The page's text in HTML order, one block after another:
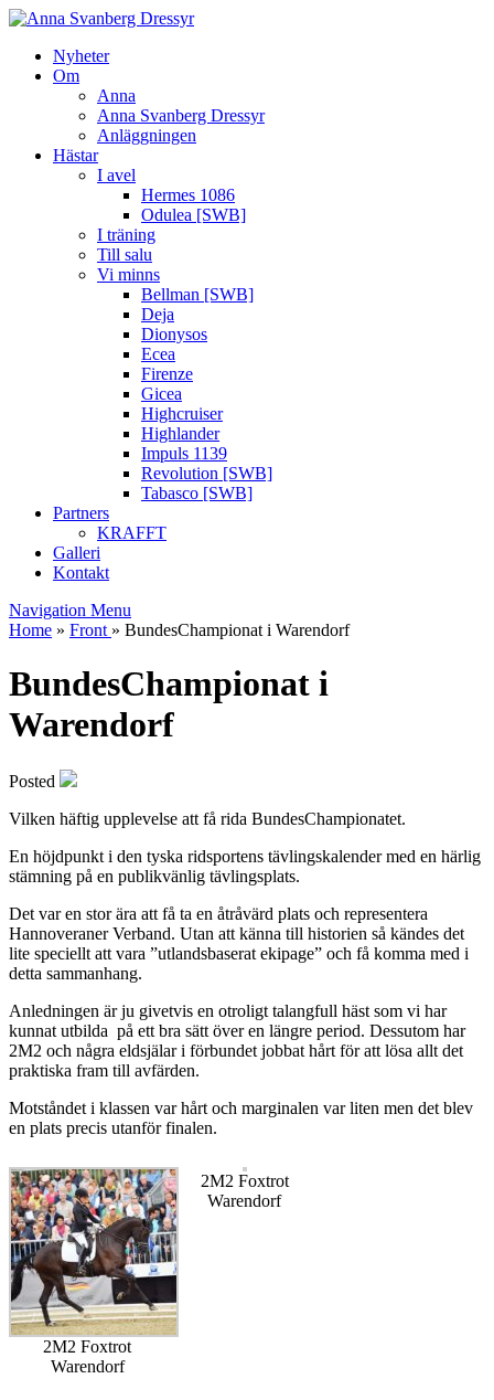
Nyheter
Om
Anna
Anna Svanberg Dressyr
Anläggningen
Hästar
I avel
Hermes 1086
Odulea [SWB]
I träning
Till salu
Vi minns
Bellman [SWB]
Deja
Dionysos
Ecea
Firenze
Gicea
Highcruiser
Highlander
Impuls 1139
Revolution [SWB]
Tabasco [SWB]
Partners
KRAFFT
Galleri
Kontakt
Navigation Menu
Home » Front » BundesChampionat i Warendorf
BundesChampionat i
Warendorf
Posted
Vilken häftig upplevelse att få rida BundesChampionatet.
En höjdpunkt i den tyska ridsportens tävlingskalender med en härlig
stämning på en publikvänlig tävlingsplats.
Det var en stor ära att få ta en åtråvärd plats och representera
Hannoveraner Verband. Utan att känna till historien så kändes det
lite speciellt att vara ”utlandsbaserat ekipage” och få komma med i
detta sammanhang.
Anledningen är ju givetvis en otroligt talangfull häst som vi har
kunnat utbilda på ett bra sätt över en längre period. Dessutom har
2M2 och några eldsjälar i förbundet jobbat hårt för att lösa allt det
praktiska fram till avfärden.
Motståndet i klassen var hårt och marginalen var liten men det blev
en plats precis utanför finalen.
2M2 Foxtrot
Warendorf
2M2 Foxtrot
Warendorf